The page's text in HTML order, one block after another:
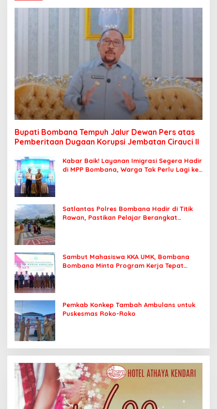
Bupati Bombana Tempuh Jalur Dewan Pers atas
Pemberitaan Dugaan Korupsi Jembatan Cirauci II
Kabar Baik! Layanan Imigrasi Segera Hadir
di MPP Bombana, Warga Tak Perlu Lagi ke
Satlantas Polres Bombana Hadir di Titik
Rawan, Pastikan Pelajar Berangkat
Sambut Mahasiswa KKA UMK, Bombana
Bombana Minta Program Kerja Tepat
Pemkab Konkep Tambah Ambulans untuk
Puskesmas Roko-Roko